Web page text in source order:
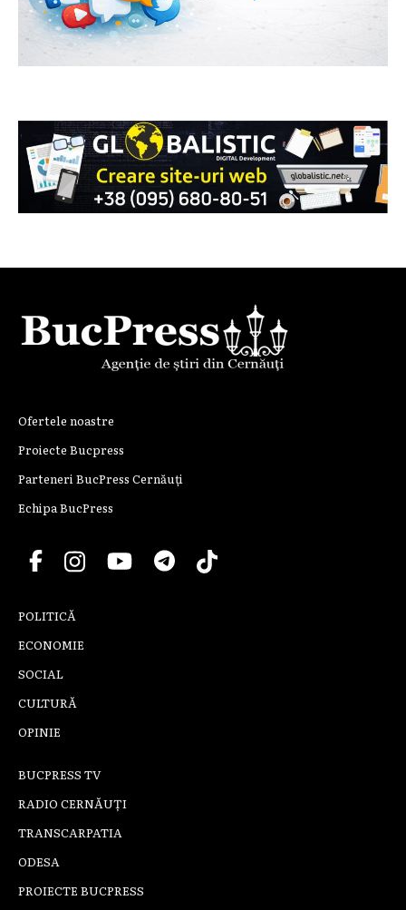
Ofertele noastre
Proiecte Bucpress
Parteneri BucPress Cernăuți
Echipa BucPress
POLITICĂ
ECONOMIE
SOCIAL
CULTURĂ
OPINIE
BUCPRESS TV
RADIO CERNĂUȚI
TRANSCARPATIA
ODESA
PROIECTE BUCPRESS